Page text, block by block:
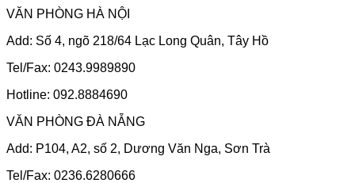
VĂN PHÒNG HÀ NỘI
Add: Số 4, ngõ 218/64 Lạc Long Quân, Tây Hồ
Tel/Fax: 0243.9989890
Hotline: 092.8884690
VĂN PHÒNG ĐÀ NẴNG
Add: P104, A2, số 2, Dương Văn Nga, Sơn Trà
Tel/Fax: 0236.6280666